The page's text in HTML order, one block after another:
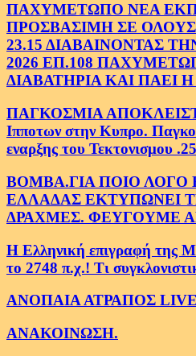
ΠΑΧΥΜΕΤΩΠΟ ΝΕΑ
ΠΡΟΣΒΑΣΙΜΗ ΣΕ
23.15 ΔΙΑΒΑΙΝΟΝΤΑΣ
2026 ΕΠ.108
ΔΙΑΒΑΤΗΡΙΑ ΚΑΙ ΠΑΕΙ
ΠΑΓΚΟΣΜΙΑ
Ιπποτων στην Κυπρο.
εναρξης του Τεκτονισμου
ΒΟΜΒΑ.ΓΙΑ ΠΟΙΟ ΛΟΓΟ
ΕΛΛΑΔΑΣ ΕΚΤΥΠΩΝΕΙ
ΔΡΑΧΜΕΣ. ΦΕΥΓΟΥΜΕ
Η Ελληνική επιγραφή της
το 2748 π.χ.! Τι
ΑΝΟΠΑΙΑ ΑΤΡΑΠΟΣ LIVE
ΑΝΑΚΟΙΝΩΣΗ.